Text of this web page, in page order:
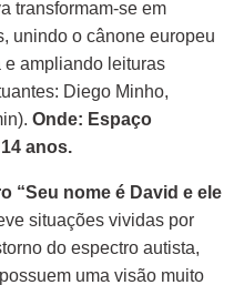
transformam-se em
unindo o cânone europeu
ampliando leituras
Diego Minho,
Onde: Espaço
anos.
“Seu nome é David e ele
situações vividas por
do espectro autista,
uma visão muito